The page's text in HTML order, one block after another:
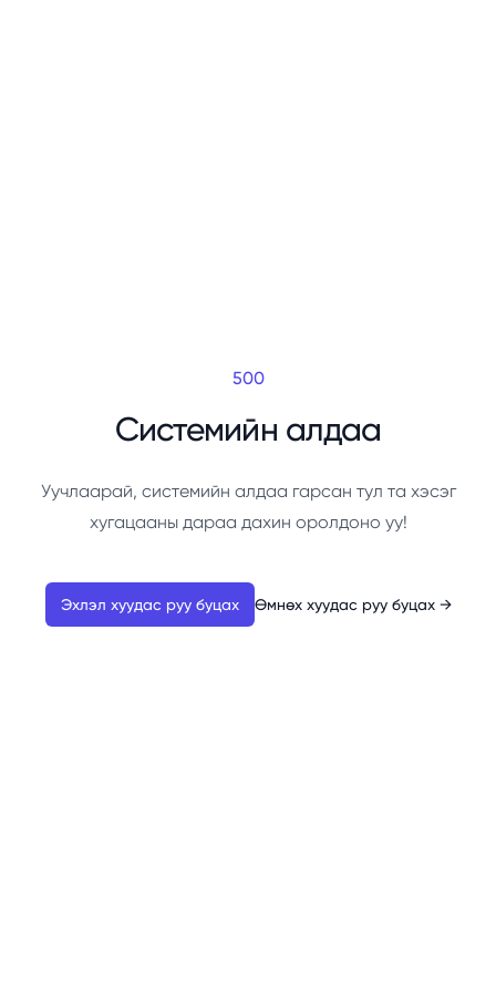
500
Системийн алдаа
Уучлаарай, системийн алдаа гарсан тул та хэсэг
хугацааны дараа дахин оролдоно уу!
Эхлэл хуудас руу буцах Өмнөх хуудас руу буцах →